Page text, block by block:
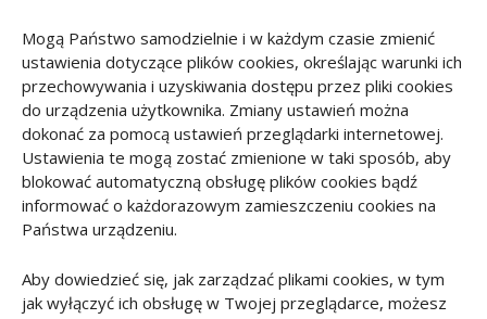
Mogą Państwo samodzielnie i w każdym czasie zmienić
ustawienia dotyczące plików cookies, określając warunki ich
przechowywania i uzyskiwania dostępu przez pliki cookies
do urządzenia użytkownika. Zmiany ustawień można
dokonać za pomocą ustawień przeglądarki internetowej.
Ustawienia te mogą zostać zmienione w taki sposób, aby
blokować automatyczną obsługę plików cookies bądź
informować o każdorazowym zamieszczeniu cookies na
Państwa urządzeniu.
Aby dowiedzieć się, jak zarządzać plikami cookies, w tym
jak wyłączyć ich obsługę w Twojej przeglądarce, możesz